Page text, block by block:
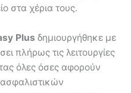
στα χέρια τους.
Plus δημιουργήθηκε με
πλήρως τις λειτουργίες
όλες όσες αφορούν